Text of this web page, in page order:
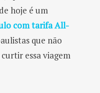
hoje é um
com tarifa All-
que não
essa viagem